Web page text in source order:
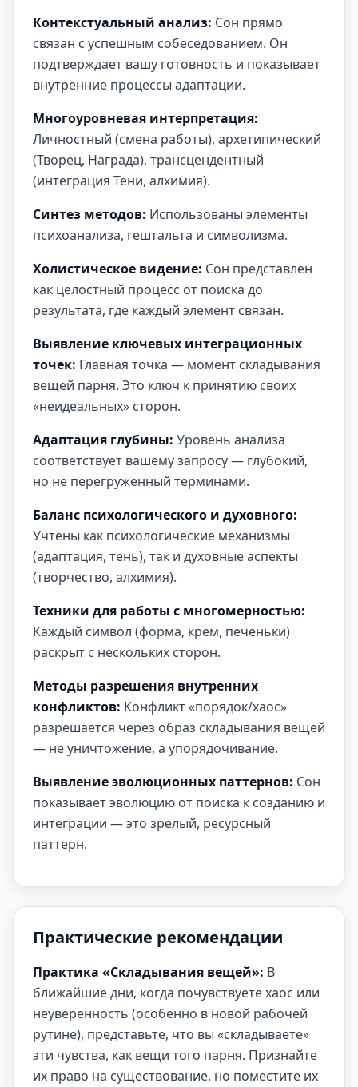
Контекстуальный анализ: Сон прямо
связан с успешным собеседованием. Он
подтверждает вашу готовность и показывает
внутренние процессы адаптации.
Многоуровневая интерпретация:
Личностный (смена работы), архетипический
(Творец, Награда), трансцендентный
(интеграция Тени, алхимия).
Синтез методов: Использованы элементы
психоанализа, гештальта и символизма.
Холистическое видение: Сон представлен
как целостный процесс от поиска до
результата, где каждый элемент связан.
Выявление ключевых интеграционных
точек: Главная точка — момент складывания
вещей парня. Это ключ к принятию своих
«неидеальных» сторон.
Адаптация глубины: Уровень анализа
соответствует вашему запросу — глубокий,
но не перегруженный терминами.
Баланс психологического и духовного:
Учтены как психологические механизмы
(адаптация, тень), так и духовные аспекты
(творчество, алхимия).
Техники для работы с многомерностью:
Каждый символ (форма, крем, печеньки)
раскрыт с нескольких сторон.
Методы разрешения внутренних
конфликтов: Конфликт «порядок/хаос»
разрешается через образ складывания вещей
— не уничтожение, а упорядочивание.
Выявление эволюционных паттернов: Сон
показывает эволюцию от поиска к созданию и
интеграции — это зрелый, ресурсный
паттерн.
Практические рекомендации
Практика «Складывания вещей»: В
ближайшие дни, когда почувствуете хаос или
неуверенность (особенно в новой рабочей
рутине), представьте, что вы «складываете»
эти чувства, как вещи того парня. Признайте
их право на существование, но поместите их